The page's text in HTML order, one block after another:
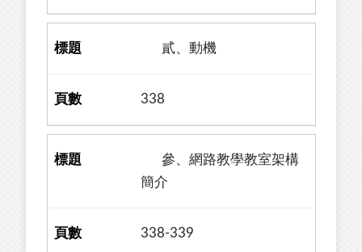
貳、動機
338
參、網路教學教室架構
簡介
338-339